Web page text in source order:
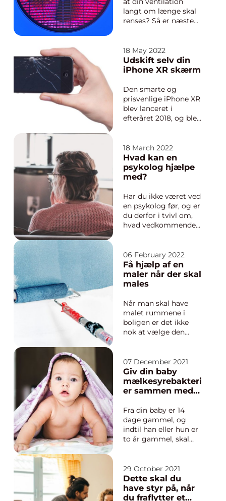
langt om længe skal
renses? Så er næste
til opgaven.
Spørgsmålet er bare,
hvem du skal hyre. Vi
her. Måder du kan
vælge et firma til
rensning ...
18 May 2022
Udskift selv din
iPhone XR skærm
Den smarte og
prisvenlige iPhone XR
blev lanceret i
efteråret 2018, og blev
stadig en af Apples
mest populære
iPhone modeller, da
mange af de kunder,
en af de smarte små
telefoner, stadig h...
18 March 2022
Hvad kan en
psykolog hjælpe
med?
Har du ikke været ved
en psykolog før, og er
du derfor i tvivl om,
hvad vedkommende
eneste. Derfor
kommer vi også med
flere eksempler her –
det kan måske også
håndgribeligt for dig
at rækk...
06 February 2022
Få hjælp af en
maler når der skal
males
Når man skal have
malet rummene i
boligen er det ikke
nok at vælge den
malingen, der er
vigtig – her kan du få
hjælp af en maler.
Farven kan virke som
skal vælge mellem de
forskellige ...
07 December 2021
Giv din baby
mælkesyrebakteri
er sammen med
Fra din baby er 14
dage gammel, og
indtil han eller hun er
to år gammel, skal
vitamin, der sikrer, at
barnet får nok
vitamin, da det jo ikke
må blive udsat for lige
29 October 2021
Dette skal du
have styr på, når
du fraflytter et